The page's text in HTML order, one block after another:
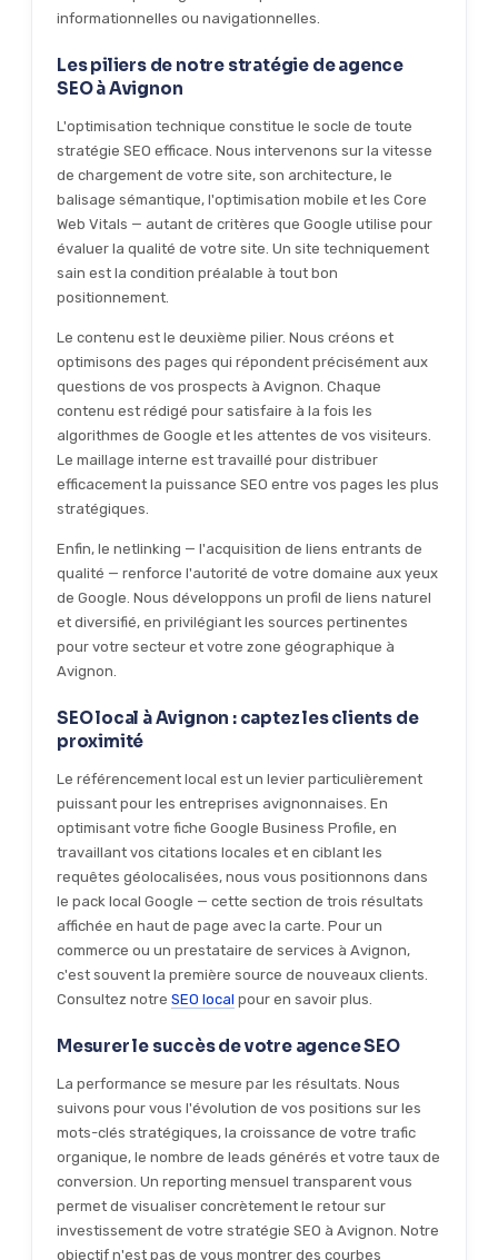
informationnelles ou navigationnelles.
Les piliers de notre stratégie de agence
SEO à Avignon
L'optimisation technique constitue le socle de toute
stratégie SEO efficace. Nous intervenons sur la vitesse
de chargement de votre site, son architecture, le
balisage sémantique, l'optimisation mobile et les Core
Web Vitals — autant de critères que Google utilise pour
évaluer la qualité de votre site. Un site techniquement
sain est la condition préalable à tout bon
positionnement.
Le contenu est le deuxième pilier. Nous créons et
optimisons des pages qui répondent précisément aux
questions de vos prospects à Avignon. Chaque
contenu est rédigé pour satisfaire à la fois les
algorithmes de Google et les attentes de vos visiteurs.
Le maillage interne est travaillé pour distribuer
efficacement la puissance SEO entre vos pages les plus
stratégiques.
Enfin, le netlinking — l'acquisition de liens entrants de
qualité — renforce l'autorité de votre domaine aux yeux
de Google. Nous développons un profil de liens naturel
et diversifié, en privilégiant les sources pertinentes
pour votre secteur et votre zone géographique à
Avignon.
SEO local à Avignon : captez les clients de
proximité
Le référencement local est un levier particulièrement
puissant pour les entreprises avignonnaises. En
optimisant votre fiche Google Business Profile, en
travaillant vos citations locales et en ciblant les
requêtes géolocalisées, nous vous positionnons dans
le pack local Google — cette section de trois résultats
affichée en haut de page avec la carte. Pour un
commerce ou un prestataire de services à Avignon,
c'est souvent la première source de nouveaux clients.
Consultez notre SEO local pour en savoir plus.
Mesurer le succès de votre agence SEO
La performance se mesure par les résultats. Nous
suivons pour vous l'évolution de vos positions sur les
mots-clés stratégiques, la croissance de votre trafic
organique, le nombre de leads générés et votre taux de
conversion. Un reporting mensuel transparent vous
permet de visualiser concrètement le retour sur
investissement de votre stratégie SEO à Avignon. Notre
objectif n'est pas de vous montrer des courbes